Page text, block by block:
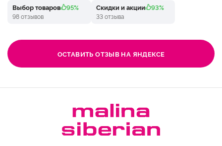
Выбор товаров 95%
98 отзывов
Скидки и акции 93%
33 отзыва
ОСТАВИТЬ ОТЗЫВ НА ЯНДЕКСЕ